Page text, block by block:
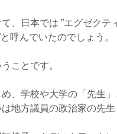
、日本では ”エグゼクテ
呼んでいたのでしょう。
ことです。
、学校や大学の「先生」
地方議員の政治家の先生